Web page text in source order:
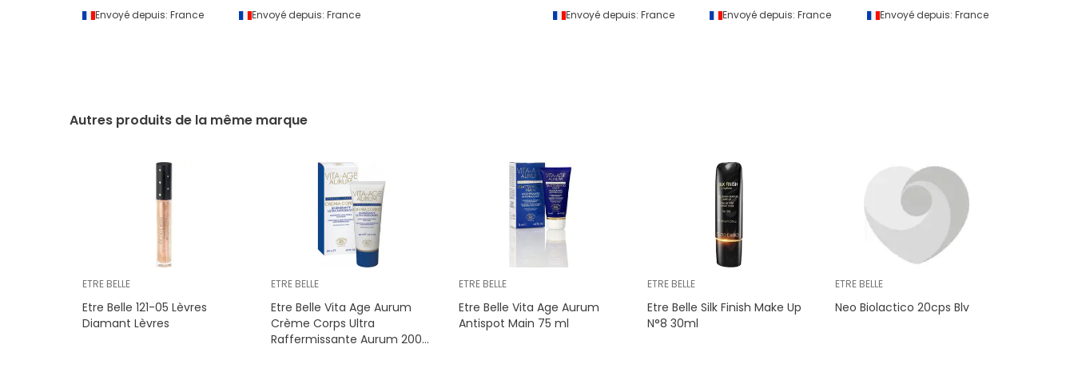
Envoyé depuis: France Envoyé depuis: France Envoyé depuis: France Envoyé depuis: France Envoyé depuis: France
Autres produits de la même marque
ETRE BELLE
Etre Belle 121-05 Lèvres
Diamant Lèvres
ETRE BELLE
Etre Belle Vita Age Aurum
Crème Corps Ultra
Raffermissante Aurum 200
ETRE BELLE
Etre Belle Vita Age Aurum
Antispot Main 75 ml
ETRE BELLE
Etre Belle Silk Finish Make Up
N°8 30ml
ETRE BELLE
Neo Biolactico 20cps Blv